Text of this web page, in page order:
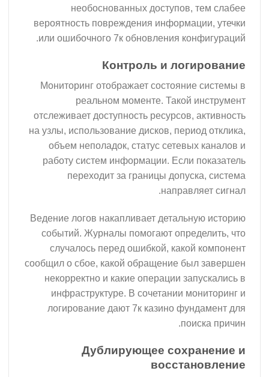
необоснованных доступов, тем слабее
вероятность повреждения информации, утечки
или ошибочного 7к обновления конфигураций.
Контроль и логирование
Мониторинг отображает состояние системы в
реальном моменте. Такой инструмент
отслеживает доступность ресурсов, активность
на узлы, использование дисков, период отклика,
объем неполадок, статус сетевых каналов и
работу систем информации. Если показатель
переходит за границы допуска, система
направляет сигнал.
Ведение логов накапливает детальную историю
событий. Журналы помогают определить, что
случалось перед ошибкой, какой компонент
сообщил о сбое, какой обращение был завершен
некорректно и какие операции запускались в
инфраструктуре. В сочетании мониторинг и
логирование дают 7к казино фундамент для
поиска причин.
Дублирующее сохранение и
восстановление